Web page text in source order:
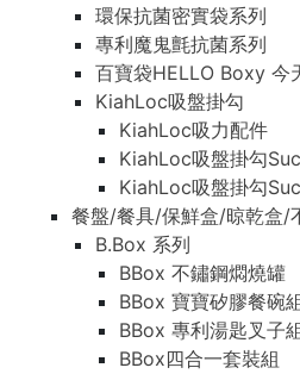
環保抗菌密實袋系列
專利魔鬼氈抗菌系列
百寶袋HELLO Boxy 今
KiahLoc吸盤掛勾
KiahLoc吸力配件
KiahLoc吸盤掛勾
KiahLoc吸盤掛勾
餐盤/餐具/保鮮盒/晾乾盒/
B.Box 系列
BBox 不鏽鋼燜燒罐
BBox 寶寶矽膠餐碗
BBox 專利湯匙叉子
BBox四合一套裝組